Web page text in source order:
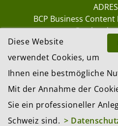
BCP Business
8002
GmbH, Zürich
Website by
Diese Website
verwendet Cookies, um
Ihnen eine bestmögliche
Mit der Annahme der
Sie ein professioneller
Schweiz sind. >